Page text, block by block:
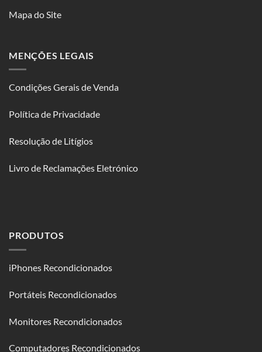
Mapa do Site
MENÇÕES LEGAIS
Condições Gerais de Venda
Política de Privacidade
Resolução de Litígios
Livro de Reclamações Eletrónico
PRODUTOS
iPhones Recondicionados
Portáteis Recondicionados
Monitores Recondicionados
Computadores Recondicionados